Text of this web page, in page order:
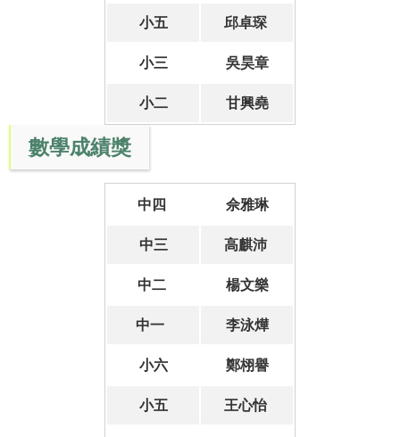
小五 邱卓琛
小三 吳昊章
小二 甘興堯
數學成績獎
中四 佘雅琳
中三 高麒沛
中二 楊文樂
中一 李泳燁
小六 鄭栩譽
小五 王心怡